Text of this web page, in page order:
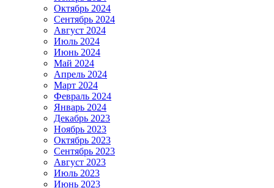
Октябрь 2024
Сентябрь 2024
Август 2024
Июль 2024
Июнь 2024
Май 2024
Апрель 2024
Март 2024
Февраль 2024
Январь 2024
Декабрь 2023
Ноябрь 2023
Октябрь 2023
Сентябрь 2023
Август 2023
Июль 2023
Июнь 2023